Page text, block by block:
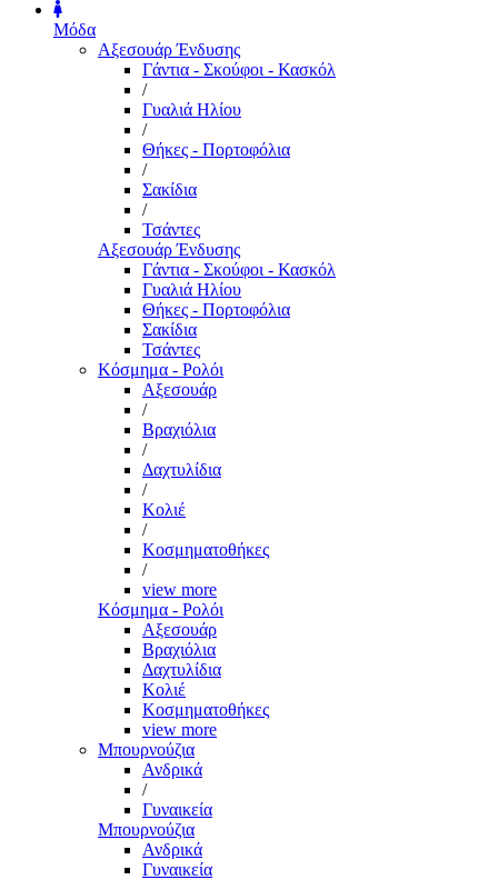
Μόδα
Αξεσουάρ Ένδυσης
Γάντια - Σκούφοι - Κασκόλ
/
Γυαλιά Ηλίου
/
Θήκες - Πορτοφόλια
/
Σακίδια
/
Τσάντες
Αξεσουάρ Ένδυσης
Γάντια - Σκούφοι - Κασκόλ
Γυαλιά Ηλίου
Θήκες - Πορτοφόλια
Σακίδια
Τσάντες
Κόσμημα - Ρολόι
Αξεσουάρ
/
Βραχιόλια
/
Δαχτυλίδια
/
Κολιέ
/
Κοσμηματοθήκες
/
view more
Κόσμημα - Ρολόι
Αξεσουάρ
Βραχιόλια
Δαχτυλίδια
Κολιέ
Κοσμηματοθήκες
view more
Μπουρνούζια
Ανδρικά
/
Γυναικεία
Μπουρνούζια
Ανδρικά
Γυναικεία